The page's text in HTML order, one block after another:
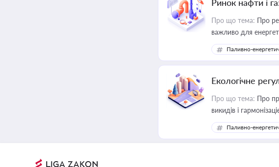
Ринок нафти і
Про що тема: Про
важливо для
Паливно-
Екологічне
Про що тема: Про
викидів і
Паливно-